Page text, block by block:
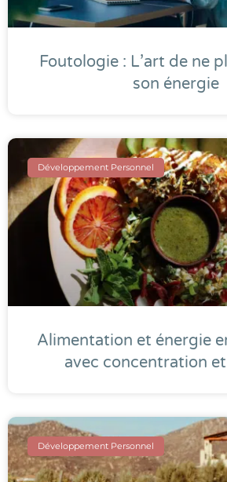
Foutologie : L’art de ne
son énergie
Développement Personnel
Alimentation et énergie
avec concentration
Développement Personnel